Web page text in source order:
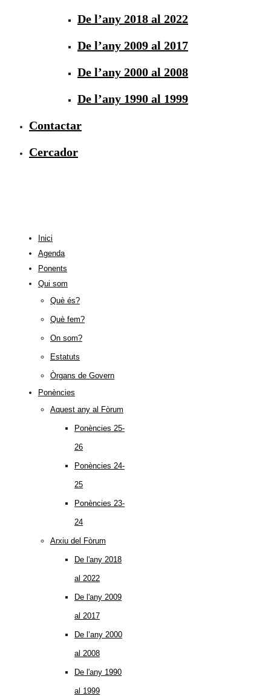
De l’any 2018 al 2022
De l’any 2009 al 2017
De l’any 2000 al 2008
De l’any 1990 al 1999
Contactar
Cercador
Inici
Agenda
Ponents
Qui som
Què és?
Què fem?
On som?
Estatuts
Òrgans de Govern
Ponències
Aquest any al Fòrum
Ponències 25-
26
Ponències 24-
25
Ponències 23-
24
Arxiu del Fòrum
De l'any 2018
al 2022
De l'any 2009
al 2017
De l’any 2000
al 2008
De l'any 1990
al 1999